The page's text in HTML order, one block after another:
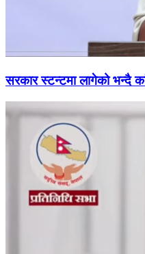
सरकार स्टन्टमा लागेको भन्दै